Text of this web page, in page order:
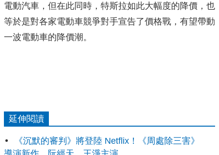
電動汽車，但在此同時，特斯拉如此大幅度的降價，也
等於是對各家電動車競爭對手宣告了價格戰，有望帶動
一波電動車的降價潮。
延伸閱讀
《沉默的審判》將登陸 Netflix！《周處除三害》